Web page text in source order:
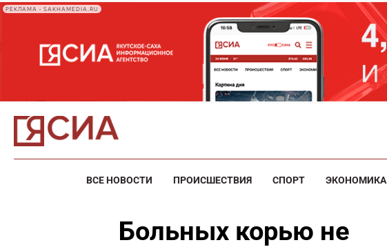
РЕКЛАМА • SAKHAMEDIA.RU
ВСЕ НОВОСТИ ПРОИСШЕСТВИЯ СПОРТ ЭКОНОМИКА
Больных корью не